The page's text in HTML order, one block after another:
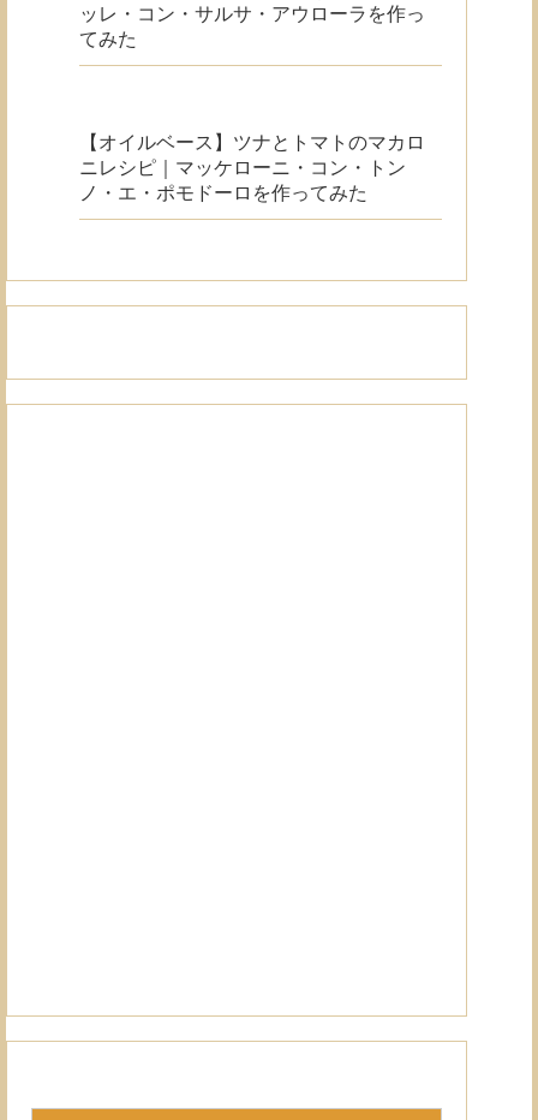
ッレ・コン・サルサ・アウローラを作っ
てみた
【オイルベース】ツナとトマトのマカロ
ニレシピ｜マッケローニ・コン・トン
ノ・エ・ポモドーロを作ってみた